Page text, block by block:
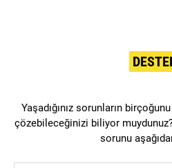
Yaşadığınız sorunların
çözebileceğinizi biliyor
sorunu